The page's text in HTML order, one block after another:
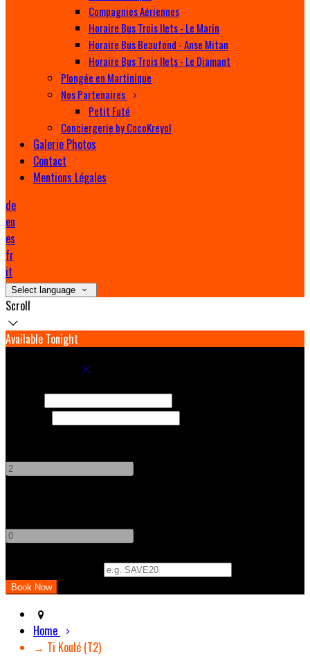
Compagnies Aériennes
Horaire Bus Trois Ilets - Le Marin
Horaire Bus Beaufond - Anse Mitan
Horaire Bus Trois Ilets - Le Diamant
Plongée en Martinique
Nos Partenaires
Petit Futé
Conciergerie by CocoKreyol
Galerie Photos
Contact
Mentions Légales
de
en
es
fr
it
Select language
Scroll
Available Tonight
Home
→ Ti Koulé (T2)